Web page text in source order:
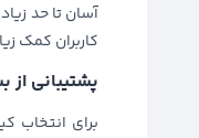
آسان تا حد
کاربران کمک
پشتیبانی از
برای انتخاب